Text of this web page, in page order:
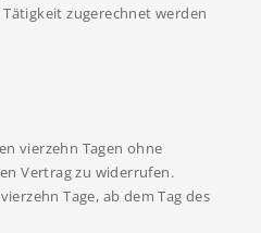
zugerechnet werden
vierzehn Tagen ohne
Vertrag zu widerrufen.
Tage, ab dem Tag des